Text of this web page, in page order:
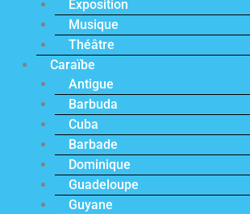
Exposition
Musique
Théâtre
Caraïbe
Antigue
Barbuda
Cuba
Barbade
Dominique
Guadeloupe
Guyane